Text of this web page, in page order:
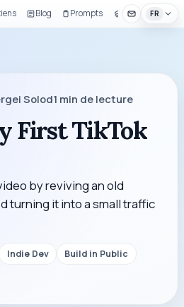
Blog Prompts Composants UI
FR
Solod1 min de lecture
First TikTok
by reviving an old
turning it into a small traffic
Indie Dev
Build in Public